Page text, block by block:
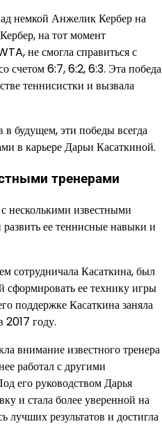
немкой Анжелик Кербер на
на тот момент
не смогла справиться с
счетом 6:7, 6:2, 6:3. Эта победа
теннисистки и вызвала
в будущем, эти победы всегда
в карьере Дарьи Касаткиной.
тренерами
несколькими известными
ее теннисные навыки и
сотрудничала Касаткина, был
ее технику игры
поддержке Касаткина заняла
2017 году.
внимание известного тренера
работал с другими
его руководством Дарья
и стала более уверенной на
лучших результатов и достигла